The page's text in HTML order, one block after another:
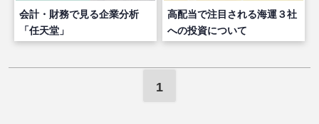
会計・財務で見る企業分析
「任天堂」
高配当で注目される海運３社
への投資について
1